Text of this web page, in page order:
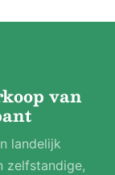
van
landelijk
zelfstandige,